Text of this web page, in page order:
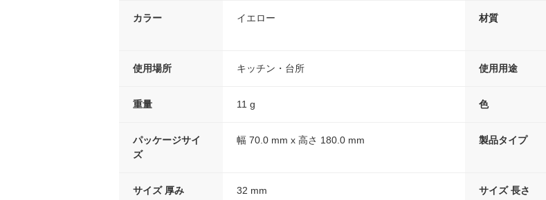
カラー イエロー 材質
使用場所 キッチン・台所 使用用途
重量 11 g 色
パッケージサイ
ズ
幅 70.0 mm x 高さ 180.0 mm 製品タイプ
サイズ 厚み 32 mm サイズ 長さ